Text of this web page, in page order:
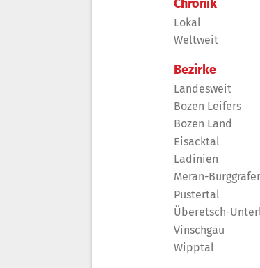
Chronik
Lokal
Weltweit
Bezirke
Landesweit
Bozen Leifers
Bozen Land
Eisacktal
Ladinien
Meran-
Pustertal
Überetsch-
Vinschgau
Wipptal